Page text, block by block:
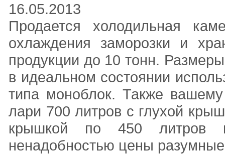
16.05.2013
Продается холодильная
охлаждения заморозки и
продукции до 10 тонн.
в идеальном состоянии
типа моноблок. Также
лари 700 литров с глухой
крышкой по 450 литров
ненадобностью цены